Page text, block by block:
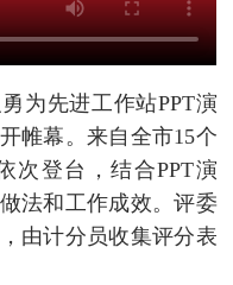
为先进工作站PPT演
帷幕。来自全市15个
次登台，结合PPT演
法和工作成效。评委
由计分员收集评分表